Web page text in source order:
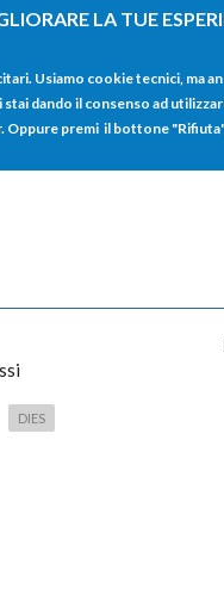
LA TUE
Usiamo cookie tecnici, ma
dando il consenso ad
premi il bottone
DIES